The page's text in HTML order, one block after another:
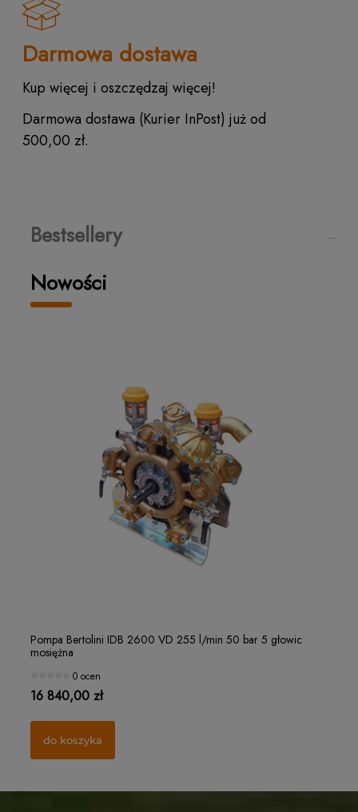
Darmowa dostawa
Kup więcej i oszczędzaj więcej!
Darmowa dostawa (Kurier InPost) już od
500,00 zł.
Nowości
Bestsellery
Pompa Bertolini IDB 2600 VD 255 l/min 50 bar 5 głowic
mosiężna
0 ocen
16 840,00 zł
do koszyka
Filterek rozpylacza "czapeczka" Ø15 MESH 32
1 ocena
1,25 zł
do koszyka